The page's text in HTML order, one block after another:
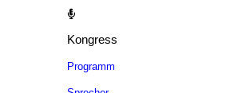
Kongress
Programm